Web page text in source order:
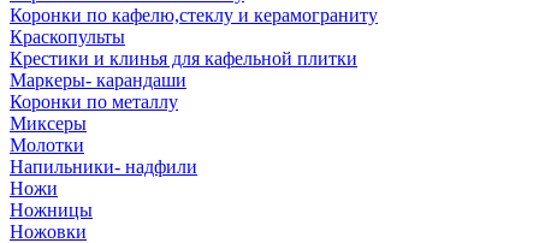
Коронки по кафелю,стеклу и керамограниту
Краскопульты
Крестики и клинья для кафельной плитки
Маркеры- карандаши
Коронки по металлу
Миксеры
Молотки
Напильники- надфили
Ножи
Ножницы
Ножовки